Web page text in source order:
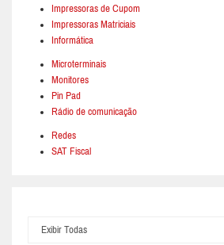
Impressoras de Cupom
Impressoras Matriciais
Informática
Microterminais
Monitores
Pin Pad
Rádio de comunicação
Redes
SAT Fiscal